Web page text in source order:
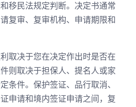
移民法规定判断。决定书通常
复审、复审机构、申请期限和
取决于您在决定作出时是否在
则取决于担保人、提名人或家
条件。保护签证、品行取消、
申请和境内签证申请之间，复